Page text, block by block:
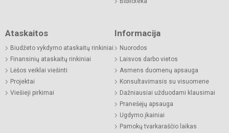
Ataskaitos
Biudžeto vykdymo ataskaitų rinkiniai
Finansinių ataskaitų rinkiniai
Lėšos veiklai viešinti
Projektai
Viešieji pirkimai
Informacija
Nuorodos
Laisvos darbo vietos
Asmens duomenų apsauga
Konsultavimasis su visuomene
Dažniausiai užduodami klausimai
Pranešėjų apsauga
Ugdymo įkainiai
Pamokų tvarkaraščio laikas